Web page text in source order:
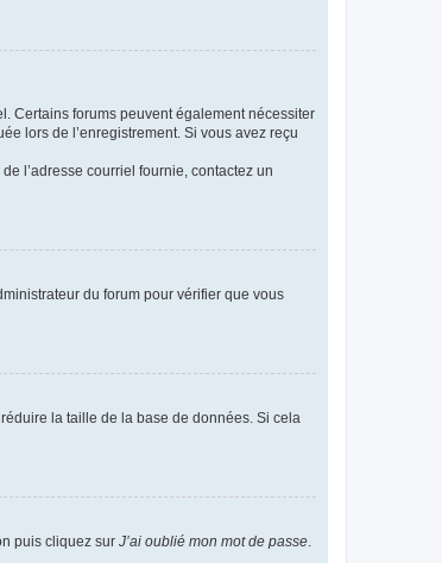
Certains forums peuvent également nécessiter
lors de l’enregistrement. Si vous avez reçu
l’adresse courriel fournie, contactez un
du forum pour vérifier que vous
la taille de la base de données. Si cela
puis cliquez sur J’ai oublié mon mot de passe.